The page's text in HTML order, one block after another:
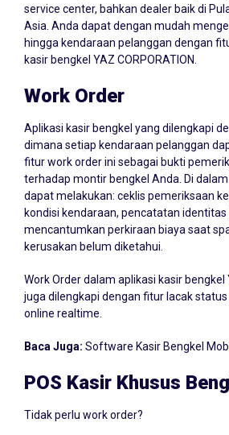
service center, bahkan dealer baik di
Asia. Anda dapat dengan mudah
hingga kendaraan pelanggan dengan
kasir bengkel YAZ CORPORATION.
Work Order
Aplikasi kasir bengkel yang dilengkapi
dimana setiap kendaraan pelanggan
fitur work order ini sebagai bukti
terhadap montir bengkel Anda. Di
dapat melakukan: ceklis pemeriksaan
kondisi kendaraan, pencatatan
mencantumkan perkiraan biaya saat
kerusakan belum diketahui.
Work Order dalam aplikasi kasir bengkel
juga dilengkapi dengan fitur lacak
online realtime.
Baca Juga: Software Kasir Bengkel
POS Kasir Khusus
Tidak perlu work order?